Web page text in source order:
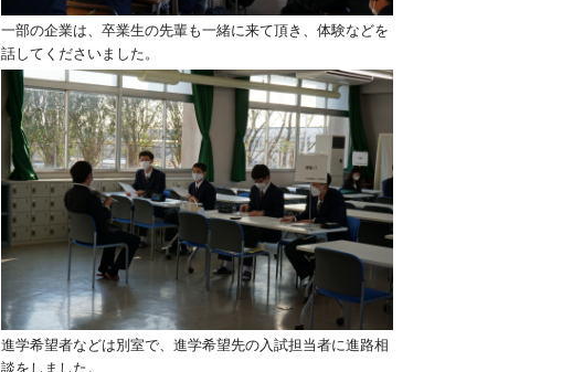
一部の企業は、卒業生の先輩も一緒に来て頂き、体験などを
話してくださいました。
進学希望者などは別室で、進学希望先の入試担当者に進路相
談をしました。